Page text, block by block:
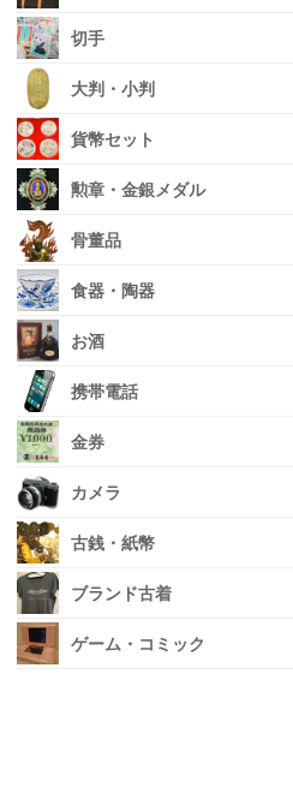
切手
大判・小判
貨幣セット
勲章・金銀メダル
骨董品
食器・陶器
お酒
携帯電話
金券
カメラ
古銭・紙幣
ブランド古着
ゲーム・コミック